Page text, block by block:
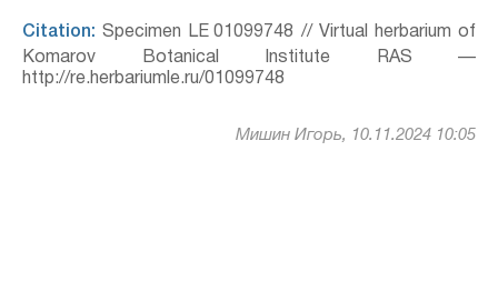
Citation: Specimen LE 01099748 // Virtual herbarium of
Komarov Botanical Institute RAS —
http://re.herbariumle.ru/01099748
Мишин Игорь, 10.11.2024 10:05